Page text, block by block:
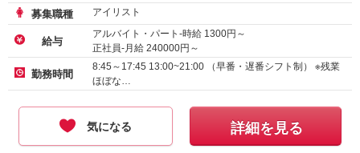
募集職種 アイリスト
給与
アルバイト・パート-時給 1300円～
正社員-月給 240000円～
正社員-月給 215000円～
勤務時間
8:45～17:45 13:00~21:00 （早番・遅番シフト制） ※残業
ほぼな…
気になる 詳細を見る